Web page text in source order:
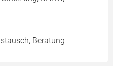
Beratung